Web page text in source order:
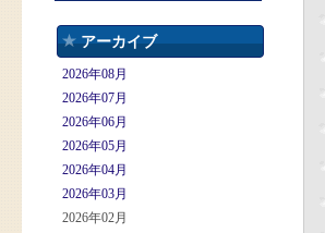
アーカイブ
2026年08月
2026年07月
2026年06月
2026年05月
2026年04月
2026年03月
2026年02月